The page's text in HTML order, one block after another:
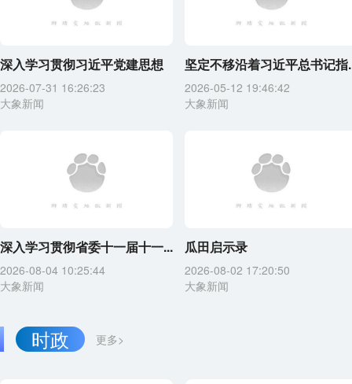
深入学习贯彻习近平党建思想
2026-07-31 16:26:23
大象新闻
坚定不移沿着习近平总书记指
2026-05-12 19:46:42
大象新闻
深入学习贯彻省委十一届十一...
2026-08-04 10:25:44
大象新闻
瓜田启示录
2026-08-02 17:20:50
大象新闻
更多>
时政